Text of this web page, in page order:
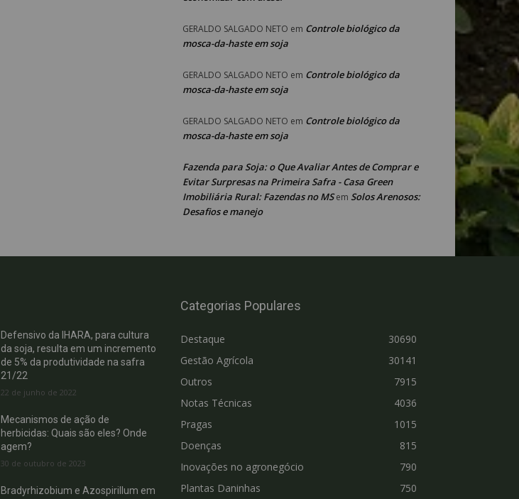
GERALDO SALGADO NETO em Controle biológico da
mosca-da-haste em soja
GERALDO SALGADO NETO em Controle biológico da
mosca-da-haste em soja
GERALDO SALGADO NETO em Controle biológico da
mosca-da-haste em soja
Fazenda para Soja: o Que Avaliar Antes de Comprar e
Evitar Surpresas na Primeira Safra - Casa Green
Imobiliária Rural: Fazendas no MSem Solos Arenosos:
Desafios e manejo
Defensivo da IHARA, para cultura
da soja, resulta em um incremento
de 5% da produtividade na safra
21/22
22 de junho de 2022
Mecanismos de ação de
herbicidas: Quais são eles? Onde
agem?
30 de outubro de 2023
Bradyrhizobium e Azospirillum em
Categorias Populares
Destaque
30690
Gestão Agrícola
30141
Outros
7915
Notas Técnicas
4036
Pragas
1015
Doenças
815
Inovações no agronegócio
790
Plantas Daninhas
750